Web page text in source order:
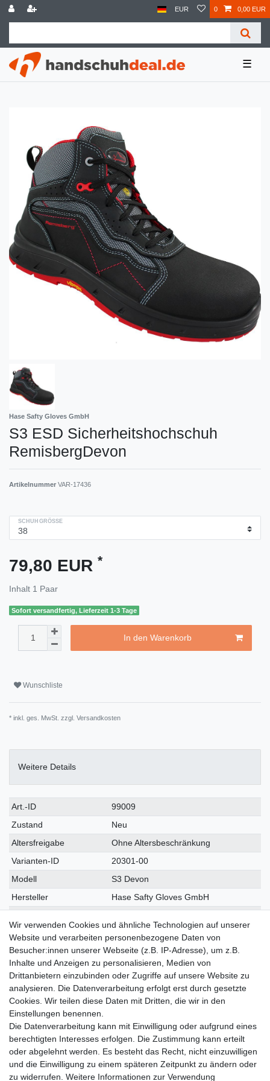
EUR 0 0,00 EUR
☰
Hase Safty Gloves GmbH
S3 ESD Sicherheitshochschuh
RemisbergDevon
Artikelnummer VAR-17436
SCHUHGRÖSSE
79,80 EUR *
Inhalt 1 Paar
Sofort versandfertig, Lieferzeit 1-3 Tage
In den Warenkorb
Wunschliste
* inkl. ges. MwSt. zzgl. Versandkosten
Weitere Details
Art.-ID
99009
Zustand
Neu
Altersfreigabe
Ohne Altersbeschränkung
Varianten-ID
20301-00
Modell
S3 Devon
Hersteller
Hase Safty Gloves GmbH
Inhalt
Gewicht
4500 g
Lieferzeit etwa 1 bis 3 Werktage
Ab 89 € Kostenloser Versand
Wir verwenden Cookies und ähnliche Technologien auf unserer
Website und verarbeiten personenbezogene Daten von
Besucher:innen unserer Webseite (z.B. IP-Adresse), um z.B.
Inhalte und Anzeigen zu personalisieren, Medien von
Drittanbietern einzubinden oder Zugriffe auf unsere Website zu
analysieren. Die Datenverarbeitung erfolgt erst durch gesetzte
Cookies. Wir teilen diese Daten mit Dritten, die wir in den
Einstellungen benennen.
Die Datenverarbeitung kann mit Einwilligung oder aufgrund eines
berechtigten Interesses erfolgen. Die Zustimmung kann erteilt
oder abgelehnt werden. Es besteht das Recht, nicht einzuwilligen
und die Einwilligung zu einem späteren Zeitpunkt zu ändern oder
zu widerrufen. Weitere Informationen zur Verwendung